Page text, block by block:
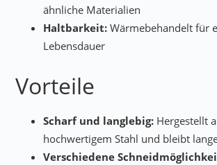
ähnliche Materialien
Haltbarkeit: Wärmebehandelt für
Lebensdauer
Vorteile
Scharf und langlebig: Hergestellt
hochwertigem Stahl und bleibt
Verschiedene